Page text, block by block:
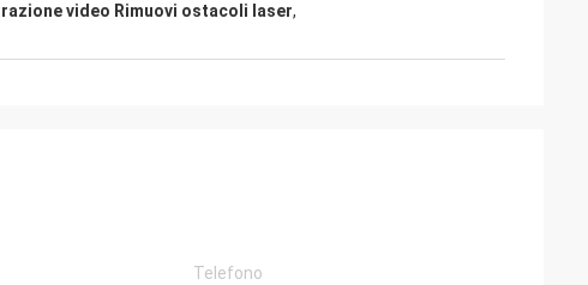
video Rimuovi ostacoli laser,